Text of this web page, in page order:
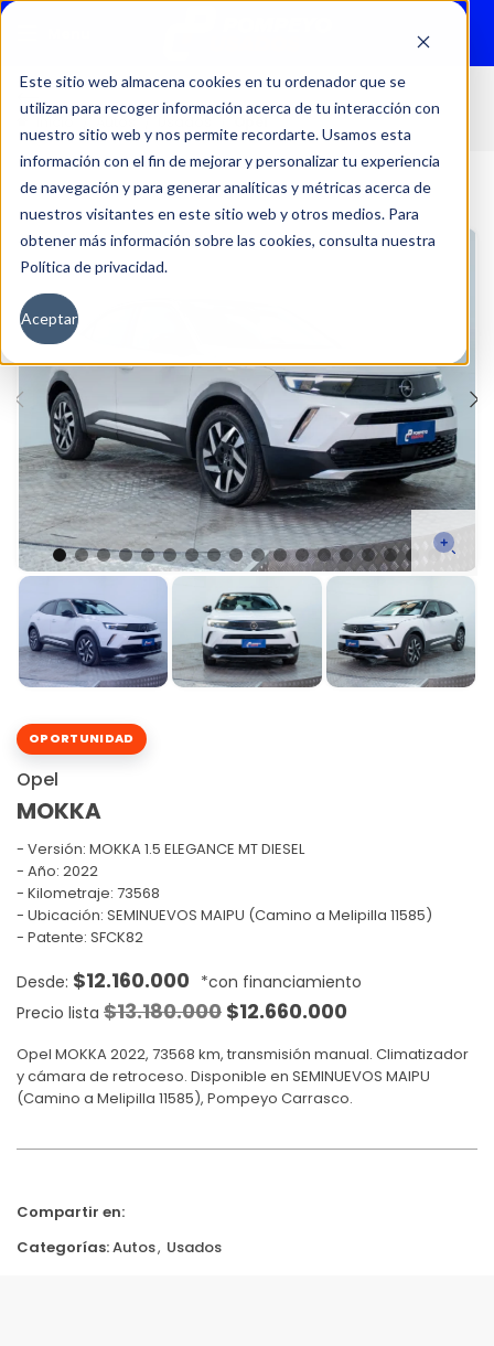
Este sitio web almacena cookies en tu ordenador que se
utilizan para recoger información acerca de tu interacción con
nuestro sitio web y nos permite recordarte. Usamos esta
información con el fin de mejorar y personalizar tu experiencia
de navegación y para generar analíticas y métricas acerca de
nuestros visitantes en este sitio web y otros medios. Para
obtener más información sobre las cookies, consulta nuestra
Política de privacidad.
Aceptar
Inicio Autos
OPORTUNIDAD
Opel
MOKKA
Versión: MOKKA 1.5 ELEGANCE MT DIESEL
Año: 2022
Kilometraje: 73568
Ubicación: SEMINUEVOS MAIPU (Camino a Melipilla 11585)
Patente: SFCK82
$12.160.000
Precio lista $13.180.000 $12.660.000
Opel MOKKA 2022, 73568 km, transmisión manual. Climatizador
y cámara de retroceso. Disponible en SEMINUEVOS MAIPU
(Camino a Melipilla 11585), Pompeyo Carrasco.
Compartir en:
Categorías:Autos, Usados